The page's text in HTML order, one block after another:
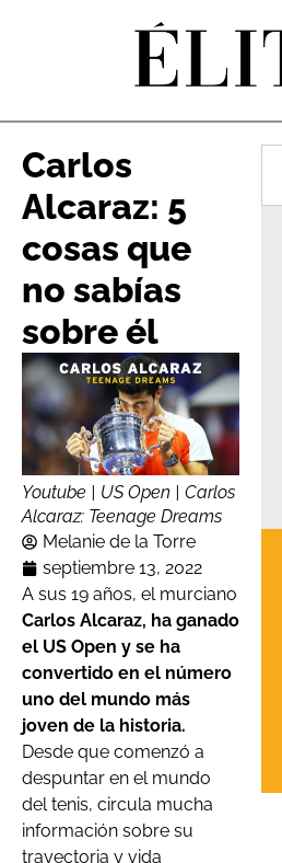
Carlos
Alcaraz: 5
cosas que
no sabías
sobre él
Youtube | US Open | Carlos
Alcaraz: Teenage Dreams
Melanie de la Torre
septiembre 13, 2022
A sus 19 años, el murciano
Carlos Alcaraz, ha ganado
el US Open y se ha
convertido en el número
uno del mundo más
joven de la historia.
Desde que comenzó a
despuntar en el mundo
del tenis, circula mucha
información sobre su
trayectoria y vida